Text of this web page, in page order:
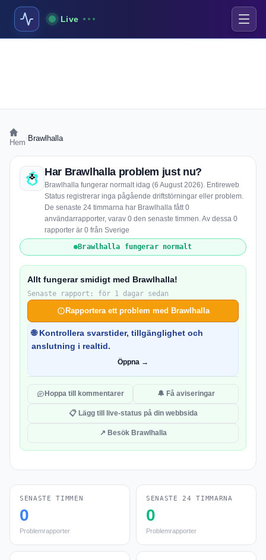
Live
Hem Brawlhalla
Har Brawlhalla problem just nu?
Brawlhalla fungerar normalt idag (6 August 2026). Entireweb
Status registrerar inga pågående driftstörningar eller problem.
De senaste 24 timmarna har Brawlhalla fått 0
användarrapporter, varav 0 den senaste timmen. Av dessa 0
rapporter är 0 från Sverige
Brawlhalla fungerar normalt
Allt fungerar smidigt med Brawlhalla!
Senaste rapport: för 1 dagar sedan
Rapportera ett problem med Brawlhalla
🌐 Kontrollera svarstider, tillgänglighet och
anslutning i realtid.
Öppna →
Hoppa till kommentarer 🔔 Få aviseringar
📋 Lägg till live-status på din webbsida
↗ Besök Brawlhalla
SENASTE TIMMEN
0
Problemrapporter
SENASTE 24 TIMMARNA
0
Problemrapporter